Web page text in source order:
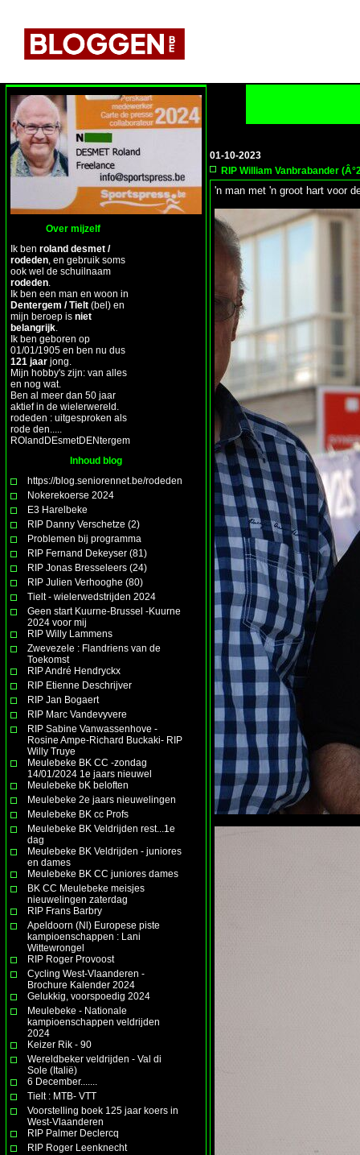
Over mijzelf
Ik ben roland desmet /
rodeden , en gebruik soms
ook wel de schuilnaam
rodeden
Ik ben een man en woon in
Dentergem / Tielt (bel) en
mijn beroep is niet
belangrijk
Ik ben geboren op
01/01/1905 en ben nu dus
121 jaar jong.
Mijn hobby's zijn: van alles
en nog wat.
Ben al meer dan 50 jaar
aktief in de wielerwereld.
rodeden : uitgesproken als
rode den.....
ROlandDEsmetDENtergem
Inhoud blog
https://blog.seniorennet.be/rodeden
Nokerekoerse 2024
E3 Harelbeke
RIP Danny Verschetze (2)
Problemen bij programma
RIP Fernand Dekeyser (81)
RIP Jonas Bresseleers (24)
RIP Julien Verhooghe (80)
Tielt - wielerwedstrijden 2024
Geen start Kuurne-Brussel -Kuurne
2024 voor mij
RIP Willy Lammens
Zwevezele : Flandriens van de
Toekomst
RIP André Hendryckx
RIP Etienne Deschrijver
RIP Jan Bogaert
RIP Marc Vandevyvere
RIP Sabine Vanwassenhove -
Rosine Ampe-Richard Buckaki- RIP
Willy Truye
Meulebeke BK CC -zondag
14/01/2024 1e jaars nieuwel
Meulebeke bK beloften
Meulebeke 2e jaars nieuwelingen
Meulebeke BK cc Profs
Meulebeke BK Veldrijden rest...1e
dag
Meulebeke BK Veldrijden - juniores
en dames
Meulebeke BK CC juniores dames
BK CC Meulebeke meisjes
nieuwelingen zaterdag
RIP Frans Barbry
Apeldoorn (Nl) Europese piste
kampioenschappen : Lani
Wittewrongel
RIP Roger Provoost
Cycling West-Vlaanderen -
Brochure Kalender 2024
Gelukkig, voorspoedig 2024
Meulebeke - Nationale
kampioenschappen veldrijden
2024
Keizer Rik - 90
Wereldbeker veldrijden - Val di
Sole (Italië)
6 December.......
Tielt : MTB- VTT
Voorstelling boek 125 jaar koers in
West-Vlaanderen
RIP Palmer Declercq
RIP Roger Leenknecht
01-10-2023
RIP William Vanbrabander
'n man met 'n groot hart voor